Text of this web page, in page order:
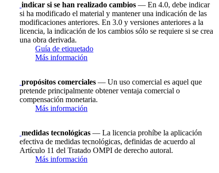
indicar si se han realizado cambios — En 4.0, debe indicar
si ha modificado el material y mantener una indicación de las
modificaciones anteriores. En 3.0 y versiones anteriores a la
licencia, la indicación de los cambios sólo se requiere si se crea
una obra derivada.
Guía de etiquetado
Más información
propósitos comerciales — Un uso comercial es aquel que
pretende principalmente obtener ventaja comercial o
compensación monetaria.
Más información
medidas tecnológicas — La licencia prohíbe la aplicación
efectiva de medidas tecnológicas, definidas de acuerdo al
Artículo 11 del Tratado OMPI de derecho autoral.
Más información